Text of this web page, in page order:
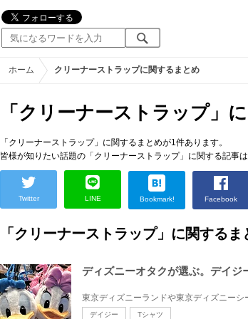
ホーム クリーナーストラップに関するまとめ
「クリーナーストラップ」
「クリーナーストラップ」に関するまとめが1件あります。
皆様が知りたい話題の「クリーナーストラップ」に関する記事
Twitter LINE Bookmark! Facebook
「クリーナーストラップ」に関するま
ディズニーオタクが選ぶ。デイジ
デイジー Tシャツ